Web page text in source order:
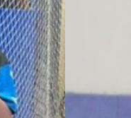
vom2026-04-23 10:07